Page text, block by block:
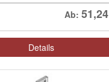
Ab: 51,24
Details